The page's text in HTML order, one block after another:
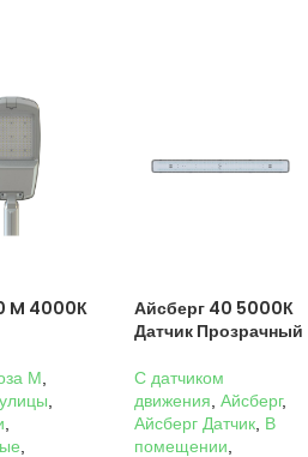
M 4000К
M
Айсберг 40 5000К
Датчик Прозрачный
C датчиком
движения Айсберг,
Айсберг Датчик, В
помещении